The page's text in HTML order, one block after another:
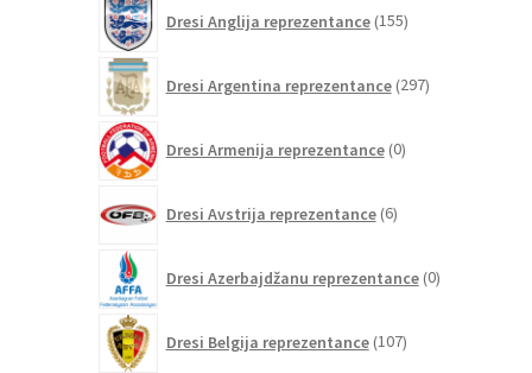
Dresi Anglija reprezentance 155izdelkov
Dresi Argentina reprezentance 297izdelkov
Dresi Armenija reprezentance 0izdelkov
Dresi Avstrija reprezentance 6izdelkov
Dresi Azerbajdžanu reprezentance 0izdelkov
Dresi Belgija reprezentance 107izdelkov